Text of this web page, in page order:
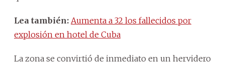
Lea también: Aumenta a 32 los fallecidos por
explosión en hotel de Cuba
La zona se convirtió de inmediato en un hervidero